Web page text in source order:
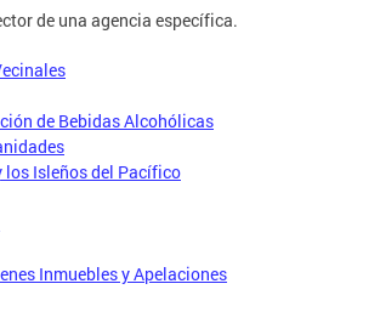
de una agencia específica.
de Bebidas Alcohólicas
Isleños del Pacífico
Inmuebles y Apelaciones